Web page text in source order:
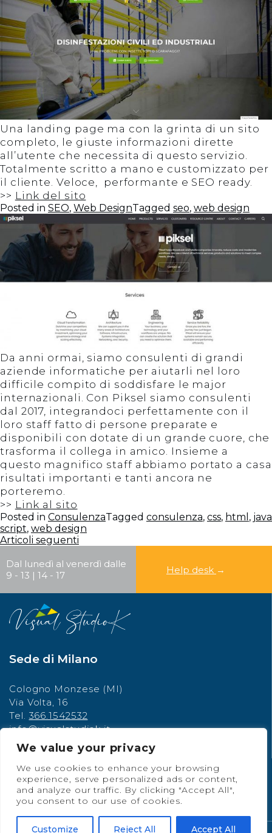
We value your privacy
We use cookies to enhance your browsing
experience, serve personalized ads or content,
and analyze our traffic. By clicking "Accept All",
you consent to our use of cookies.
Customize Reject All Accept All
Cerca
CERCA
Una landing page ma con la grinta di un sito
completo, le giuste informazioni dirette
all’utente che necessita di questo servizio.
Totalmente scritto a mano e customizzato per
il cliente. Veloce, performante e SEO ready.
>> Link del sito
Posted in SEO, Web DesignTagged seo, web design
Da anni ormai, siamo consulenti di grandi
aziende informatiche per aiutarli nel loro
difficile compito di soddisfare le major
internazionali. Con Piksel siamo consulenti
dal 2017, integrandoci perfettamente con il
loro staff fatto di persone preparate e
disponibili con dotate di un grande cuore, che
trasforma il collega in amico. Insieme a
questo magnifico staff abbiamo portato a casa
risultati importanti e tanti ancora ne
porteremo.
>> Link al sito
Posted in ConsulenzaTagged consulenza, css, html , java
script, web design
Navigazione
articoli
Articoli seguenti
Dal lunedì al venerdì dalle
9 - 13 | 14 - 17
Help desk →
Sede di Milano
Cologno Monzese (MI)
Via Volta, 16
Tel. 366.1542532
info@visualstudiok.it
Partita IVA: 12210420969
Social Network